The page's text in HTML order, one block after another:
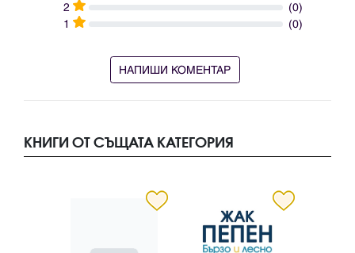
2
(0)
1
(0)
НАПИШИ КОМЕНТАР
КНИГИ ОТ СЪЩАТА КАТЕГОРИЯ